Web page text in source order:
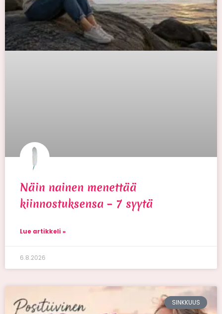
Näin nainen menettää
kiinnostuksensa – 7 syytä
Lue artikkeli »
6.8.2026
SINKKUUS